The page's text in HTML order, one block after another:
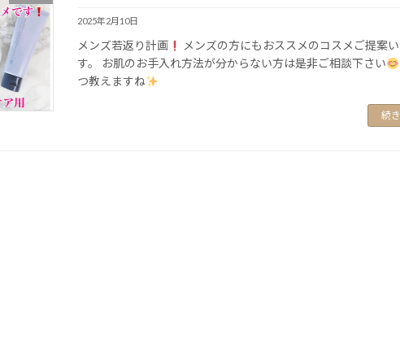
2025年2月10日
メンズ若返り計画
メンズの方にもおススメのコスメご提案
す。 お肌のお手入れ方法が分からない方は是非ご相談下さい
つ教えますね
続